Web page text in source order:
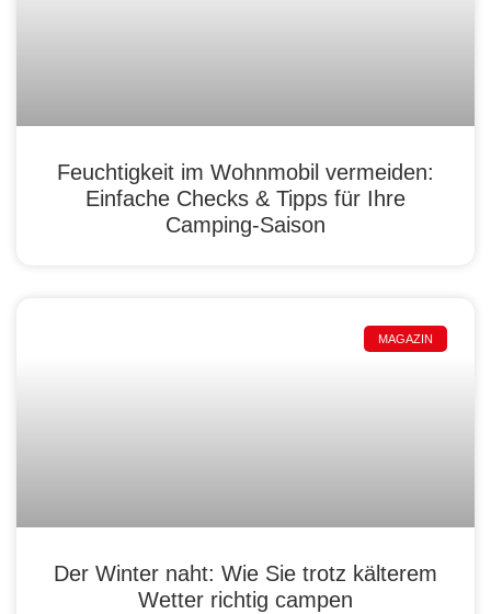
Feuchtigkeit im Wohnmobil vermeiden:
Einfache Checks & Tipps für Ihre
Camping-Saison
MAGAZIN
Der Winter naht: Wie Sie trotz kälterem
Wetter richtig campen